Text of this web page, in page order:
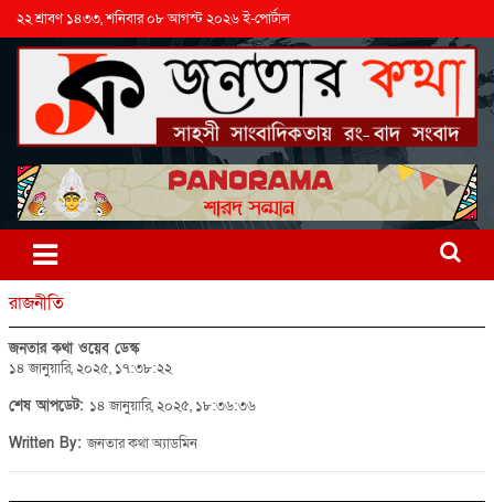
২২ শ্রাবণ ১৪৩৩, শনিবার ০৮ আগস্ট ২০২৬ ই-পোর্টাল
রাজনীতি
জনতার কথা ওয়েব ডেস্ক
১৪ জানুয়ারি, ২০২৫, ১৭:৩৮:২২
শেষ আপডেট: ১৪ জানুয়ারি, ২০২৫, ১৮:৩৬:৩৬
Written By:জনতার কথা অ্যাডমিন